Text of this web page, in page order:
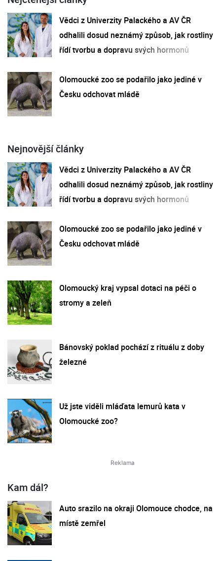
Vědci z Univerzity Palackého a AV ČR
odhalili dosud neznámý způsob, jak rostliny
řídí tvorbu a dopravu svých hormonů
Olomoucké zoo se podařilo jako jediné v
Česku odchovat mládě
Nejnovější články
Vědci z Univerzity Palackého a AV ČR
odhalili dosud neznámý způsob, jak rostliny
řídí tvorbu a dopravu svých hormonů
Olomoucké zoo se podařilo jako jediné v
Česku odchovat mládě
Olomoucký kraj vypsal dotaci na péči o
stromy a zeleň
Bánovský poklad pochází z rituálu z doby
železné
Už jste viděli mláďata lemurů kata v
Olomoucké zoo?
Kam dál?
Auto srazilo na okraji Olomouce chodce, na
místě zemřel